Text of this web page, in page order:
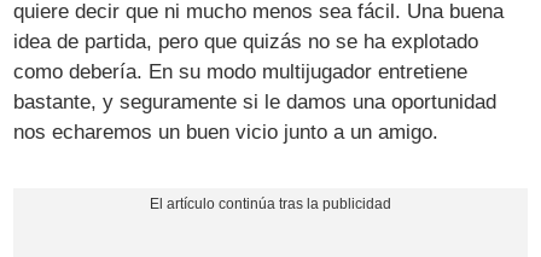
quiere decir que ni mucho menos sea fácil. Una buena
idea de partida, pero que quizás no se ha explotado
como debería. En su modo multijugador entretiene
bastante, y seguramente si le damos una oportunidad
nos echaremos un buen vicio junto a un amigo.